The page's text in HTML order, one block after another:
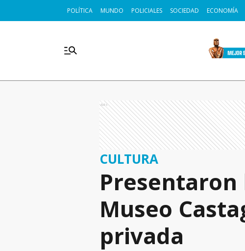
POLÍTICA MUNDO POLICIALES SOCIEDAD ECONOMÍA
Ads
CULTURA
Museo
privada